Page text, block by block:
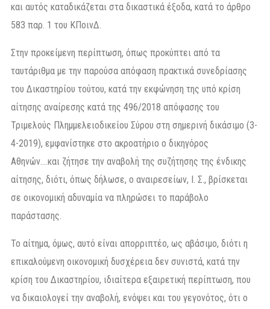
και αυτός καταδικάζεται στα δικαστικά έξοδα, κατά το άρθρο
583 παρ. 1 του ΚΠοινΔ.
Στην προκείμενη περίπτωση, όπως προκύπτει από τα
ταυτάριθμα με την παρούσα απόφαση πρακτικά συνεδρίασης
του Δικαστηρίου τούτου, κατά την εκφώνηση της υπό κρίση
αίτησης αναίρεσης κατά της 496/2018 απόφασης του
Τριμελούς Πλημμελειοδικείου Σύρου στη σημερινή δικάσιμο (3-
4-2019), εμφανίστηκε στο ακροατήριο ο δικηγόρος
Αθηνών….και ζήτησε την αναβολή της συζήτησης της ένδικης
αίτησης, διότι, όπως δήλωσε, ο αναιρεσείων, Ι. Σ., βρίσκεται
σε οικονομική αδυναμία να πληρώσει το παράβολο
παράστασης.
Το αίτημα, όμως, αυτό είναι απορριπτέο, ως αβάσιμο, διότι η
επικαλούμενη οικονομική δυσχέρεια δεν συνιστά, κατά την
κρίση του Δικαστηρίου, ιδιαίτερα εξαιρετική περίπτωση, που
να δικαιολογεί την αναβολή, ενόψει και του γεγονότος, ότι ο